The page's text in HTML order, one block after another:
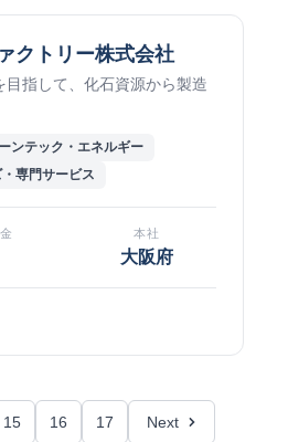
クトリー株式会社
指して、化石資源から製造
ンテック・エネルギー
専門サービス
本社
大阪府
15 16 17 Next